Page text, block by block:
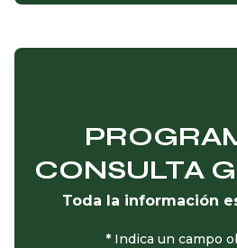
CONSULTA
Toda la información
* Indica un campo